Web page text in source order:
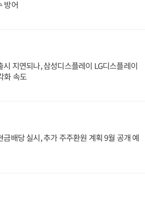
방어
지연되나, 삼성디스플레이 LG디스플레이
화 속도
배당 실시, 추가 주주환원 계획 9월 공개 예